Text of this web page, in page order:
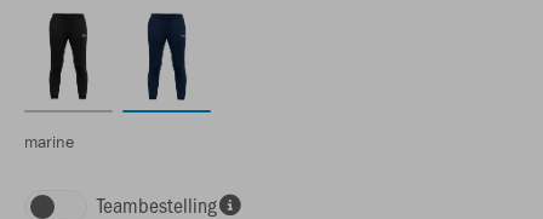
marine
Teambestelling